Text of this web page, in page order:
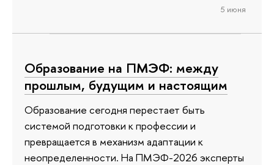
5 июня
Образование на ПМЭФ: между
прошлым, будущим и настоящим
Образование сегодня перестает быть
системой подготовки к профессии и
превращается в механизм адаптации к
неопределенности. На ПМЭФ-2026 эксперты